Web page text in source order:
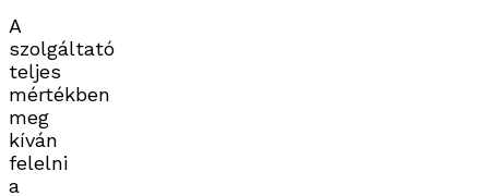
A
szolgáltató
teljes
mértékben
meg
kíván
felelni
a